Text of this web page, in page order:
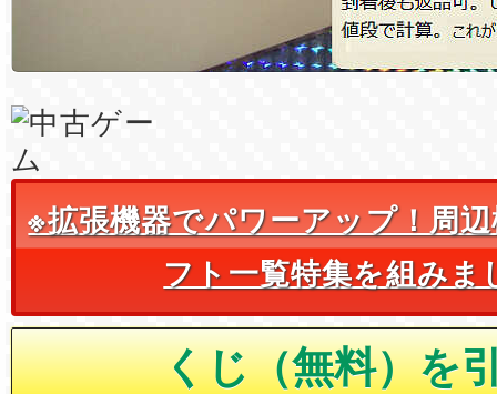
※拡張機器でパワーアップ！周
フト一覧特集を組みま